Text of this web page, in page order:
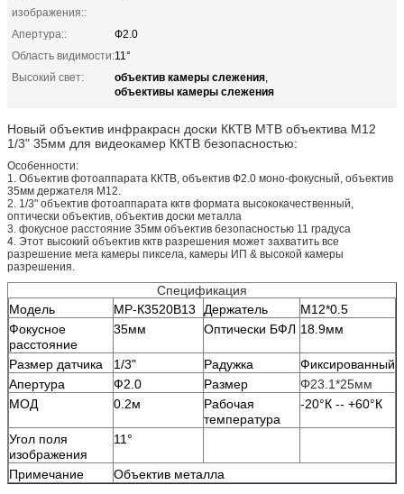
изображения::
Апертура::
Ф2.0
Область видимости:11°
Высокий свет:
объектив камеры слежения,
объективы камеры слежения
Новый объектив инфракрасн доски ККТВ МТВ объектива М12
1/3" 35мм для видеокамер ККТВ безопасностью:
Особенности:
1. Объектив фотоаппарата ККТВ, объектив Ф2.0 моно-фокусный, объектив
35мм держателя М12.
2. 1/3" объектив фотоаппарата кктв формата высококачественный,
оптически объектив, объектив доски металла
3. фокусное расстояние 35мм объектив безопасностью 11 градуса
4. Этот высокий объектив кктв разрешения может захватить все
разрешение мега камеры пиксела, камеры ИП & высокой камеры
разрешения.
Спецификация
Модель
МР-К3520В13 Держатель
М12*0.5
Фокусное
расстояние
35мм Оптически БФЛ 18.9мм
Размер датчика 1/3" Радужка
Фиксированный
Апертура
Ф2.0 Размер
Φ23.1*25мм
МОД
0.2м
Рабочая
температура
-20°К -- +60°К
Угол поля
изображения
11°
Примечание
Объектив металла